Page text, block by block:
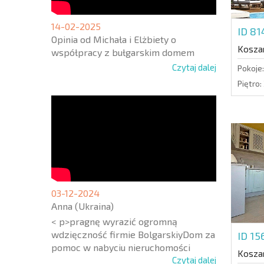
14-02-2025
Opinia od Michała i Elżbiety o
współpracy z bułgarskim domem
Czytaj dalej
03-12-2024
Anna (Ukraina)
< p>pragnę wyrazić ogromną
wdzięczność firmie BolgarskiyDom za
pomoc w nabyciu nieruchomości
Czytaj dalej
ID
Pokoje:
Piętro:
ID